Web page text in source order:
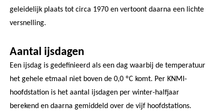
geleidelijk plaats tot circa 1970 en vertoont daarna een lichte
versnelling.
Aantal ijsdagen
Een ijsdag is gedefinieerd als een dag waarbij de temperatuur
het gehele etmaal niet boven de 0,0 ºC komt. Per KNMI-
hoofdstation is het aantal ijsdagen per winter-halfjaar
berekend en daarna gemiddeld over de vijf hoofdstations.